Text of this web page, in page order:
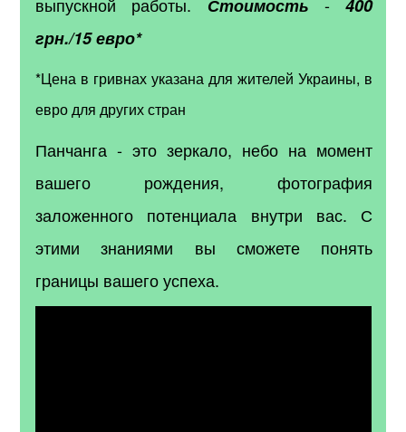
Стоимость
400
грн./15 евро*
*Цена в гривнах указана для жителей Украины, в
евро для других стран
Панчанга - это зеркало, небо на момент
вашего рождения, фотография
заложенного потенциала внутри вас. С
этими знаниями вы сможете понять
границы вашего успеха.